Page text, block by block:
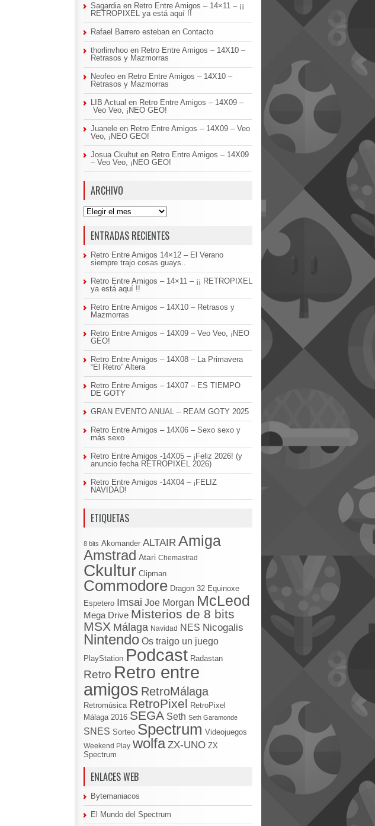
Sagardia en Retro Entre Amigos – 14×11 – ¡¡
RETROPIXEL ya está aquí !!
Rafael Barrero esteban en Contacto
thorlinvhoo en Retro Entre Amigos – 14X10 –
Retrasos y Mazmorras
Neofeo en Retro Entre Amigos – 14X10 –
Retrasos y Mazmorras
LIB Actual en Retro Entre Amigos – 14X09 –
Veo Veo, ¡NEO GEO!
Juanele en Retro Entre Amigos – 14X09 – Veo
Veo, ¡NEO GEO!
Josua Ckultut en Retro Entre Amigos – 14X09
– Veo Veo, ¡NEO GEO!
ARCHIVO
Archivo
ENTRADAS RECIENTES
Retro Entre Amigos 14×12 – El Verano
siempre trajo cosas guays..
Retro Entre Amigos – 14×11 – ¡¡ RETROPIXEL
ya está aquí !!
Retro Entre Amigos – 14X10 – Retrasos y
Mazmorras
Retro Entre Amigos – 14X09 – Veo Veo, ¡NEO
GEO!
Retro Entre Amigos – 14X08 – La Primavera
“El Retro” Altera
Retro Entre Amigos – 14X07 – ES TIEMPO
DE GOTY
GRAN EVENTO ANUAL – REAM GOTY 2025
Retro Entre Amigos – 14X06 – Sexo sexo y
más sexo
Retro Entre Amigos -14X05 – ¡Feliz 2026! (y
anuncio fecha RETROPIXEL 2026)
Retro Entre Amigos -14X04 – ¡FELIZ
NAVIDAD!
ETIQUETAS
8 bits Akomander ALTAIR Amiga
Amstrad Atari Chemastrad
Ckultur Clipman
Commodore Dragon 32 Equinoxe
Espetero Imsai Joe Morgan McLeod
Mega Drive Misterios de 8 bits
MSX Málaga Navidad NES Nicogalis
Nintendo Os traigo un juego
PlayStation Podcast Radastan
Retro Retro entre
amigos RetroMálaga
Retromúsica RetroPixel RetroPixel
Málaga 2016 SEGA Seth Seth Garamonde
SNES Sorteo Spectrum Videojuegos
Weekend Play wolfa ZX-UNO ZX
Spectrum
ENLACES WEB
Bytemaniacos
El Mundo del Spectrum